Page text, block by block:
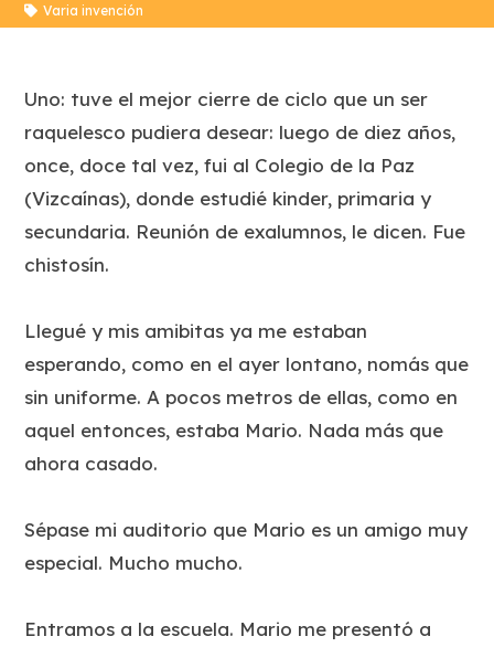
Varia invención
Uno: tuve el mejor cierre de ciclo que un ser
raquelesco pudiera desear: luego de diez años,
once, doce tal vez, fui al Colegio de la Paz
(Vizcaínas), donde estudié kinder, primaria y
secundaria. Reunión de exalumnos, le dicen. Fue
chistosín.
Llegué y mis amibitas ya me estaban
esperando, como en el ayer lontano, nomás que
sin uniforme. A pocos metros de ellas, como en
aquel entonces, estaba Mario. Nada más que
ahora casado.
Sépase mi auditorio que Mario es un amigo muy
especial. Mucho mucho.
Entramos a la escuela. Mario me presentó a